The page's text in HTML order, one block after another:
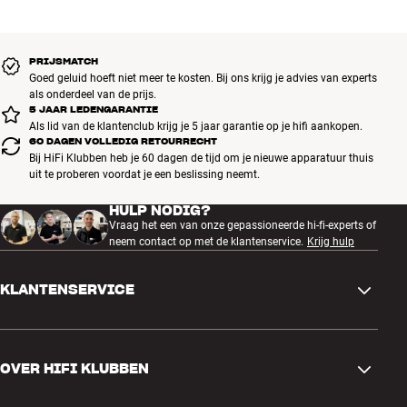
PRIJSMATCH
Goed geluid hoeft niet meer te kosten. Bij ons krijg je advies van experts
als onderdeel van de prijs.
5 JAAR LEDENGARANTIE
Als lid van de klantenclub krijg je 5 jaar garantie op je hifi aankopen.
60 DAGEN VOLLEDIG RETOURRECHT
Bij HiFi Klubben heb je 60 dagen de tijd om je nieuwe apparatuur thuis
uit te proberen voordat je een beslissing neemt.
HULP NODIG?
Vraag het een van onze gepassioneerde hi-fi-experts of
neem contact op met de klantenservice. Krijg hulp
KLANTENSERVICE
OVER HIFI KLUBBEN